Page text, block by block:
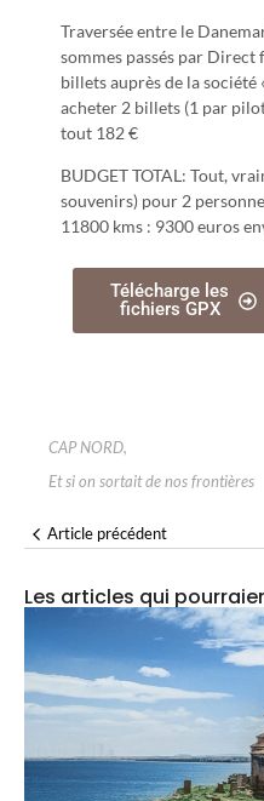
Traversée entre le
sommes passés par
billets auprès de la société
acheter 2 billets (1 par
tout 182 €
BUDGET TOTAL: Tout,
souvenirs) pour 2
11800 kms : 9300 euros
Télécharge les
fichiers GPX
CAP NORD,
Et si on sortait de nos frontières
Article précédent
Les articles qui